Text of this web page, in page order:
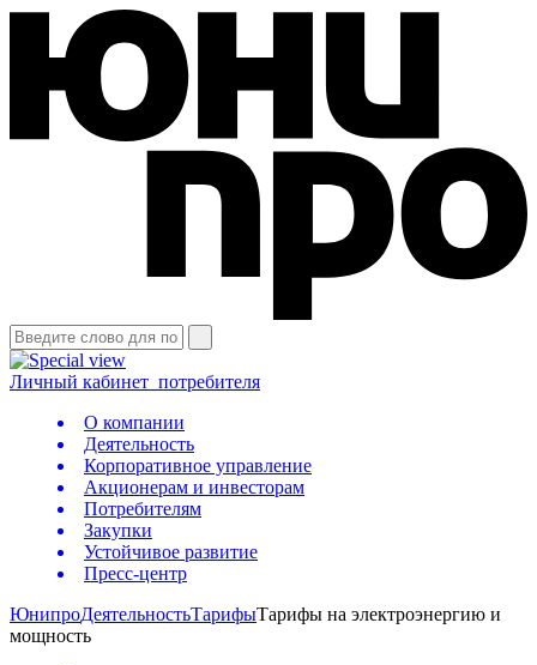
Личный кабинет потребителя
О компании
Деятельность
Корпоративное управление
Акционерам и инвесторам
Потребителям
Закупки
Устойчивое развитие
Пресс-центр
ЮнипроДеятельностьТарифыТарифы на электроэнергию и
мощность